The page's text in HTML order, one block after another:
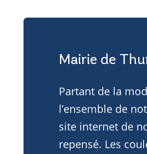
Mairie de
Partant de la
l’ensemble de
site internet de
repensé. Les